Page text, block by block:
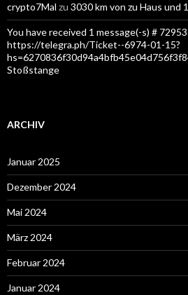
crypto7Mal zu 3030 km von zu Haus und
You have received 1 message(-s) #
https://telegra.ph/Ticket--6974-01-15?
Stoßstange
ARCHIV
Januar 2025
Dezember 2024
Mai 2024
März 2024
Februar 2024
Januar 2024